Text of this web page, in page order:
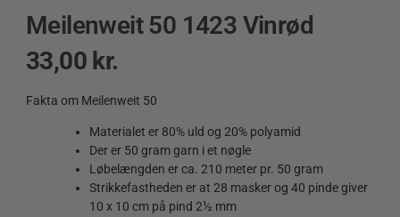
Meilenweit 50 1423 Vinrød
33,00 kr.
Fakta om Meilenweit 50
Materialet er 80% uld og 20% polyamid
Der er 50 gram garn i et nøgle
Løbelængden er ca. 210 meter pr. 50 gram
Strikkefastheden er at 28 masker og 40 pinde giver
10 x 10 cm på pind 2½ mm